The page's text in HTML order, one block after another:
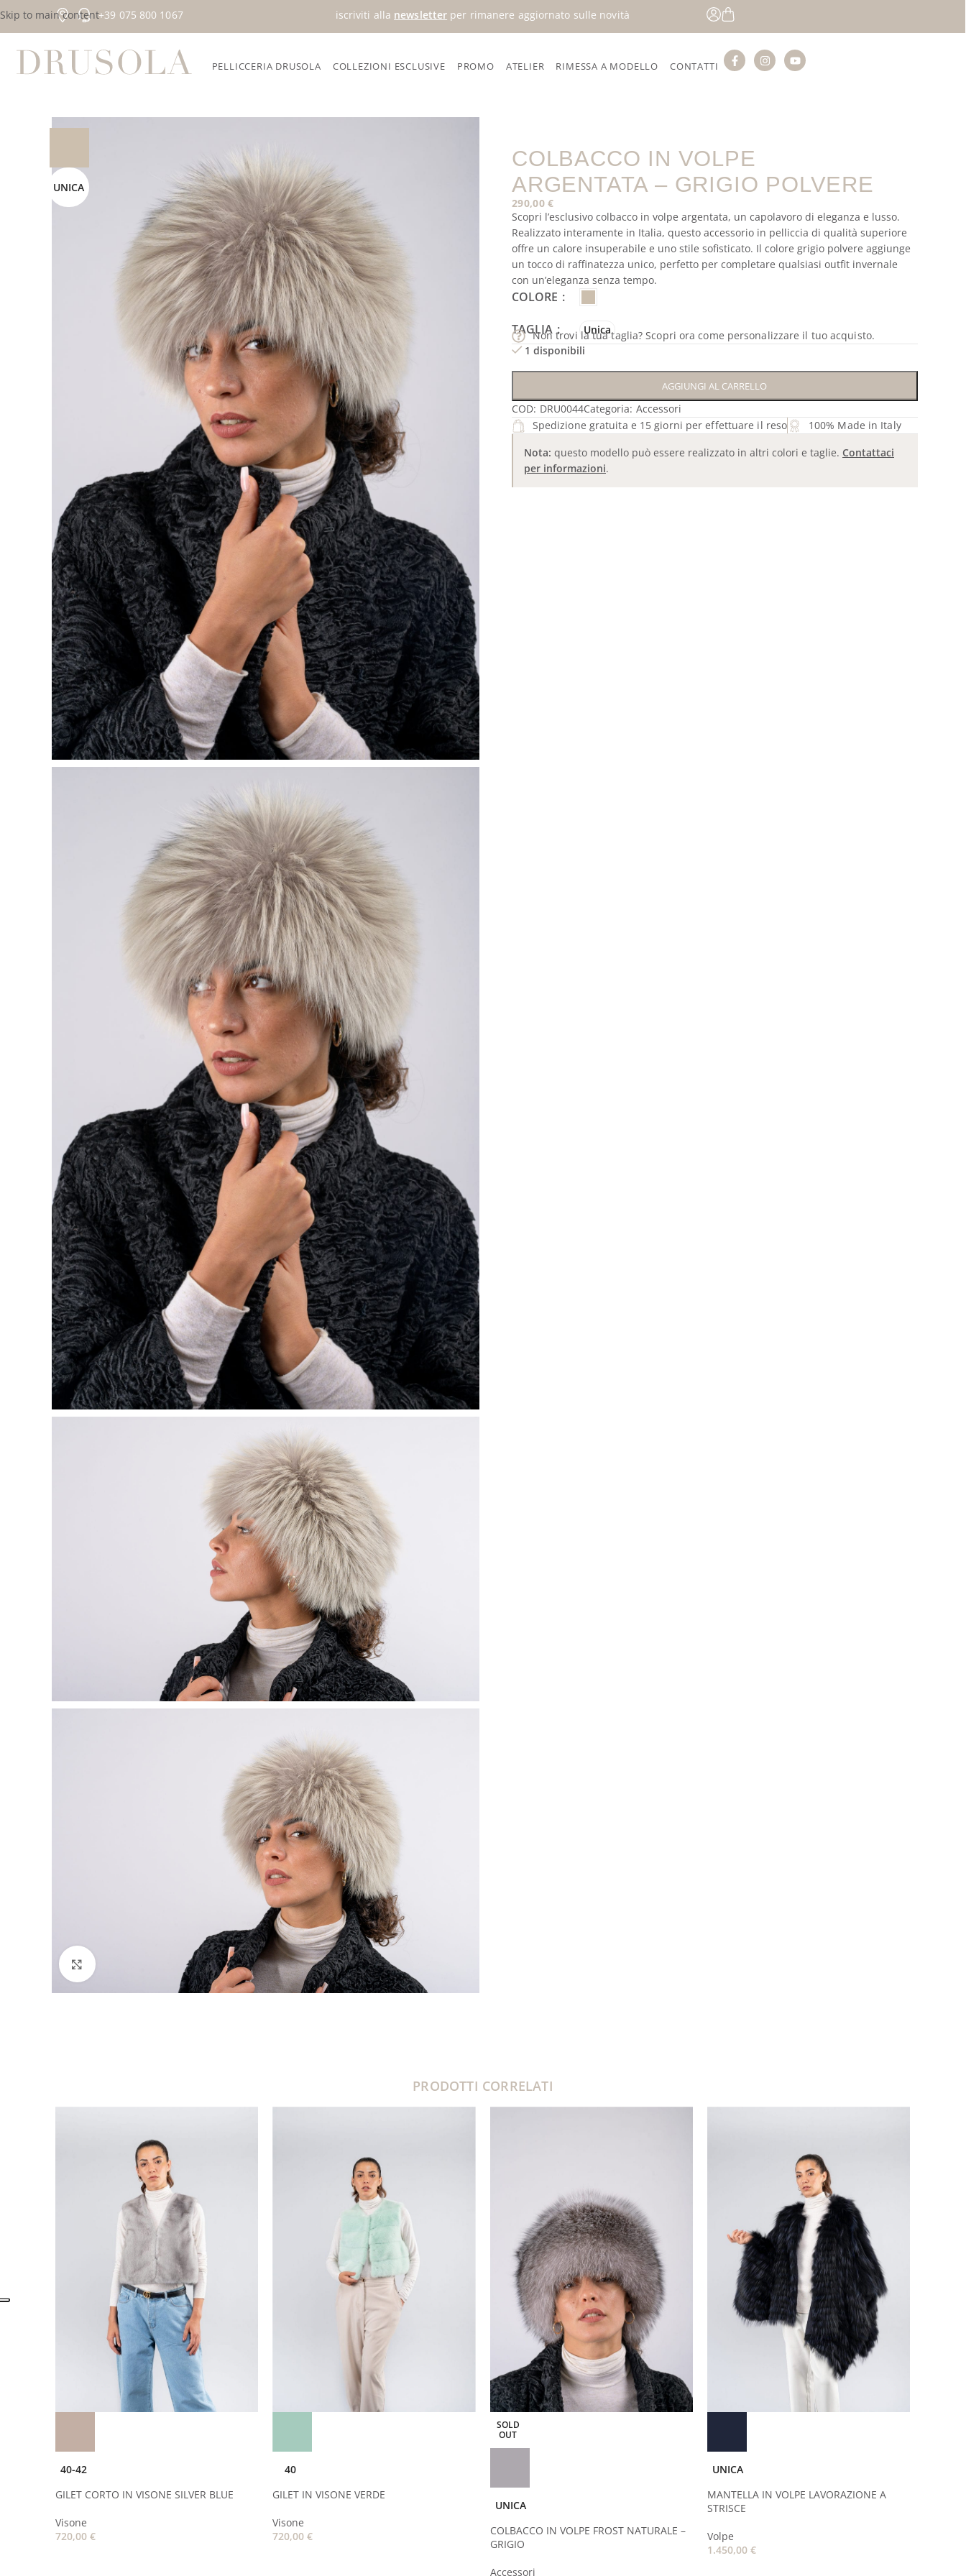
Skip to main content+39 075 800 1067 iscriviti alla newsletter per rimanere aggiornato sulle novità
PELLICCERIA DRUSOLA COLLEZIONI ESCLUSIVE PROMO ATELIER RIMESSA A MODELLO CONTATTI
UNICA
Click to enlarge
COLBACCO IN VOLPE
ARGENTATA – GRIGIO POLVERE
290,00€
Scopri l’esclusivo colbacco in volpe argentata, un capolavoro di eleganza e lusso.
Realizzato interamente in Italia, questo accessorio in pelliccia di qualità superiore
offre un calore insuperabile e uno stile sofisticato. Il colore grigio polvere aggiunge
un tocco di raffinatezza unico, perfetto per completare qualsiasi outfit invernale
con un’eleganza senza tempo.
COLORE
TAGLIA Unica
Non trovi la tua taglia? Scopri ora come personalizzare il tuo acquisto.
1 disponibili
AGGIUNGI AL CARRELLO
COD: DRU0044Categoria: Accessori
Spedizione gratuita e 15 giorni per effettuare il reso
100% Made in Italy
Nota: questo modello può essere realizzato in altri colori e taglie. Contattaci
per informazioni.
PRODOTTI CORRELATI
40-42
GILET CORTO IN VISONE SILVER BLUE
Visone
720,00 €
40
GILET IN VISONE VERDE
Visone
720,00€
SOLD
OUT
UNICA
COLBACCO IN VOLPE FROST NATURALE –
GRIGIO
Accessori
UNICA
MANTELLA IN VOLPE LAVORAZIONE A
STRISCE
Volpe
1.450,00€